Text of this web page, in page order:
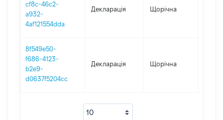
cf8c-46c2-
a932-
4af121554dda
Декларація Щорічна
8f549e50-
f686-4123-
b2e9-
d0637f5204cc
Декларація Щорічна